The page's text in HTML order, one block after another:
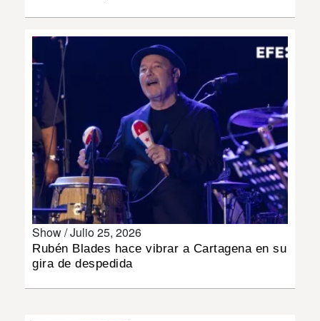
INSÓLITAS
MULTIMEDIA
IMPRESO
Show /Julio 25, 2026
Rubén Blades hace vibrar a Cartagena en su
gira de despedida